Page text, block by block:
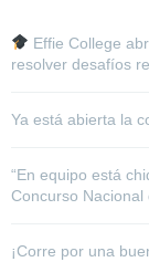
Effie College
resolver desafíos
Ya está abierta la
“En equipo está
Concurso Nacional
¡Corre por una